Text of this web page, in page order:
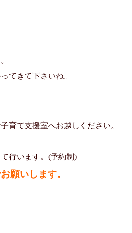
きて下さいね。
育て支援室へお越しください。
行います。(予約制)
願いします。